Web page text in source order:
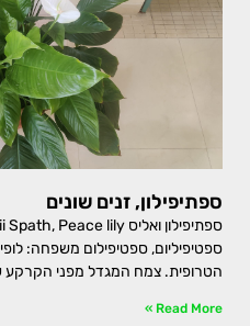
ספתיפילון, זנים שונים
הטרופית. צמח המגדל מפני הקרקע
Read More »